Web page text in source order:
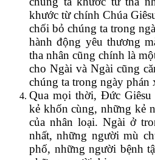
khước từ chính Chúa
chối bỏ chúng ta trong
hành động yêu thương
tha nhân cũng chính là
cho Ngài và Ngài cũng
chúng ta trong ngày phán
Qua mọi thời, Đức
kẻ khốn cùng, những kẻ
của nhân loại. Ngài ở
nhất, những người mù
phố, những người bệnh